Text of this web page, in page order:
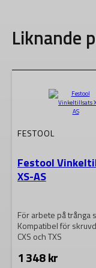
Liknande
FESTOOL
Festool
XS-AS
För arbete på trånga
Kompatibel för
CXS och TXS
1 348kr